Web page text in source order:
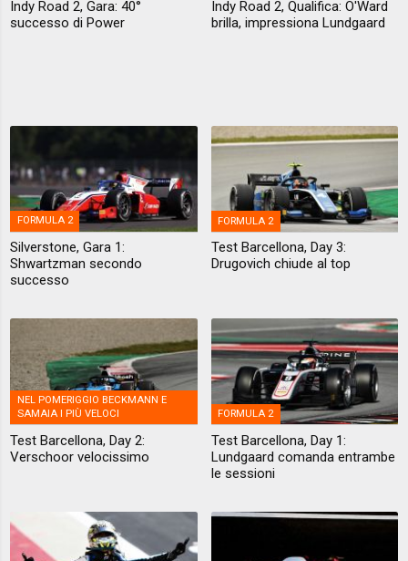
Indy Road 2, Gara: 40°
successo di Power
Indy Road 2, Qualifica: O'Ward
brilla, impressiona Lundgaard
FORMULA 2
Silverstone, Gara 1:
Shwartzman secondo
successo
FORMULA 2
Test Barcellona, Day 3:
Drugovich chiude al top
NEL POMERIGGIO BECKMANN E
SAMAIA I PIÙ VELOCI
Test Barcellona, Day 2:
Verschoor velocissimo
FORMULA 2
Test Barcellona, Day 1:
Lundgaard comanda entrambe
le sessioni